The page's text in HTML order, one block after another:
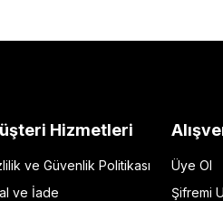
Hizmetleri
ve Güvenlik Politikası
ve İade
Üye Ol
Şifremi